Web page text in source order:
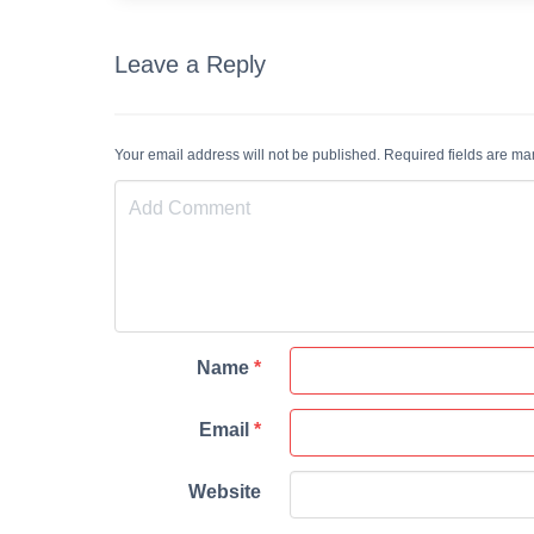
Leave a Reply
Your email address will not be published. Required fields are
Name *
Email *
Website